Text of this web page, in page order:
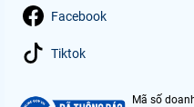
Facebook
Tiktok
Mã số